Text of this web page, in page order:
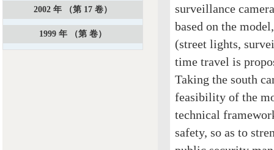
surveillance
based on the
(street lights,
time travel is
Taking the south
feasibility of the
technical
safety, so as to
2002 年 （第 17 卷）
1999 年 （第 卷）